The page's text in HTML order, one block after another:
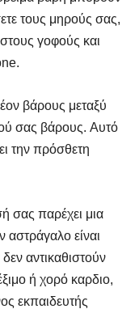
τους μηρούς σας,
γοφούς και
βάρους μεταξύ
σας βάρους. Αυτό
την πρόσθετη
παρέχει μια
είναι
αντικαθιστούν
ή χορό καρδιο,
εκπαιδευτής